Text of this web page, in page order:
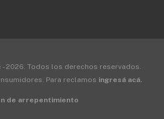
- 2026. Todos los derechos reservados.
Para reclamos ingresá acá.
de arrepentimiento